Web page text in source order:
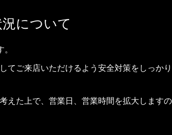
について
てご来店いただけるよう安全対策をしっか
えた上で、営業日、営業時間を拡大します